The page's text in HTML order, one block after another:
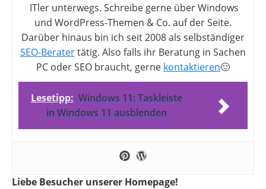
ITler unterwegs. Schreibe gerne über Windows
und WordPress-Themen & Co. auf der Seite.
Darüber hinaus bin ich seit 2008 als selbständiger
SEO-Beratertätig. Also falls ihr Beratung in Sachen
PC oder SEO braucht, gerne kontaktieren🙂
Lesetipp: Windows 11: Taskleiste
in Windows 11 ausblenden
Liebe Besucher unserer Homepage!